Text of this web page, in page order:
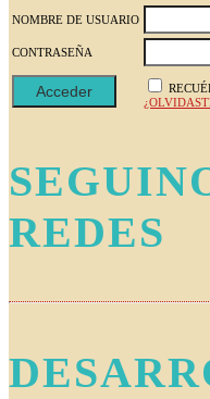
NOMBRE DE USUARIO
CONTRASEÑA
REDES